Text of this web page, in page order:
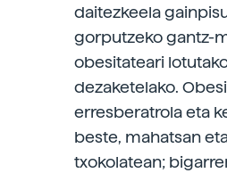
daitezkeela
gorputzeko gantz-
obesitateari
dezaketelako.
erresberatrola eta
beste, mahatsan
txokolatean;